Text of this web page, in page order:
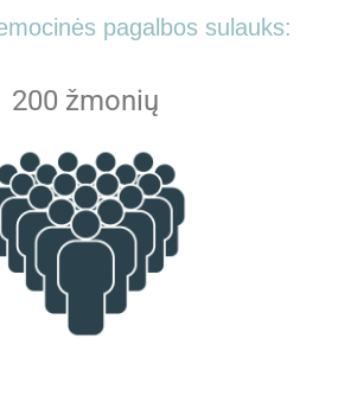
pagalbos sulauks:
200 žmonių